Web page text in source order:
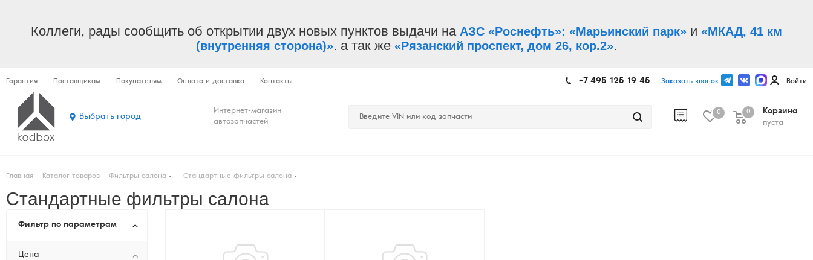
Коллеги, рады сообщить об открытии двух новых пунктов выдачи на АЗС «Роснефть»: «Марьинский парк» и «МКАД, 41 км
(внутренняя сторона)». а так же «Рязанский проспект, дом 26, кор.2».
Гарантия Поставщикам Покупателям Оплата и доставка Контакты +7 495-125-19-45 Заказать звонок Войти
Выбрать город
Интернет-магазин
автозапчастей
0
Корзина
пуста
0
Главная - Каталог товаров - Фильтры салона - Стандартные фильтры салона
Стандартные фильтры салона
Фильтр по параметрам
Цена